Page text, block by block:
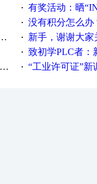
· 有奖活动：晒
· 没有积分怎么办
· 新手，谢谢大
· 致初学PLC者：新人
· “工业许可证”新调整：水文仪